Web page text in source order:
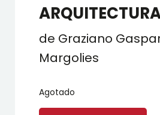
de Graziano
Margolies
Agotado